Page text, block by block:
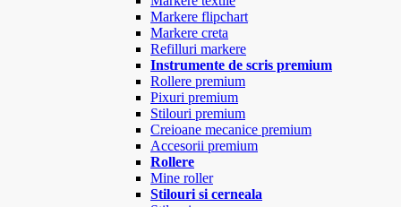
Markere flipchart
Markere creta
Refilluri markere
Instrumente de scris premium
Rollere premium
Pixuri premium
Stilouri premium
Creioane mecanice premium
Accesorii premium
Rollere
Mine roller
Stilouri si cerneala